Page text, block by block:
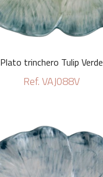
Plato trinchero Tulip Verde
Ref. VAJ088V